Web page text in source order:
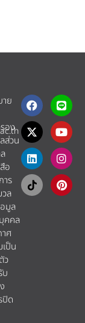
าย
อง
ส่วน
อ
าร
วล
มูล
คคล
าศ
ป็น
ว
บ
ปิด